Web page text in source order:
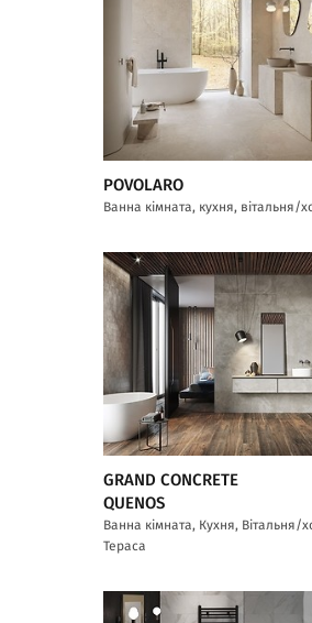
POVOLARO
Ванна кімната, кухня, вітальня/
GRAND CONCRETE
QUENOS
Ванна кімната, Кухня, Вітальня/
Тераса